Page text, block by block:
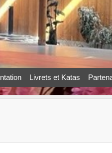
Livrets et Katas